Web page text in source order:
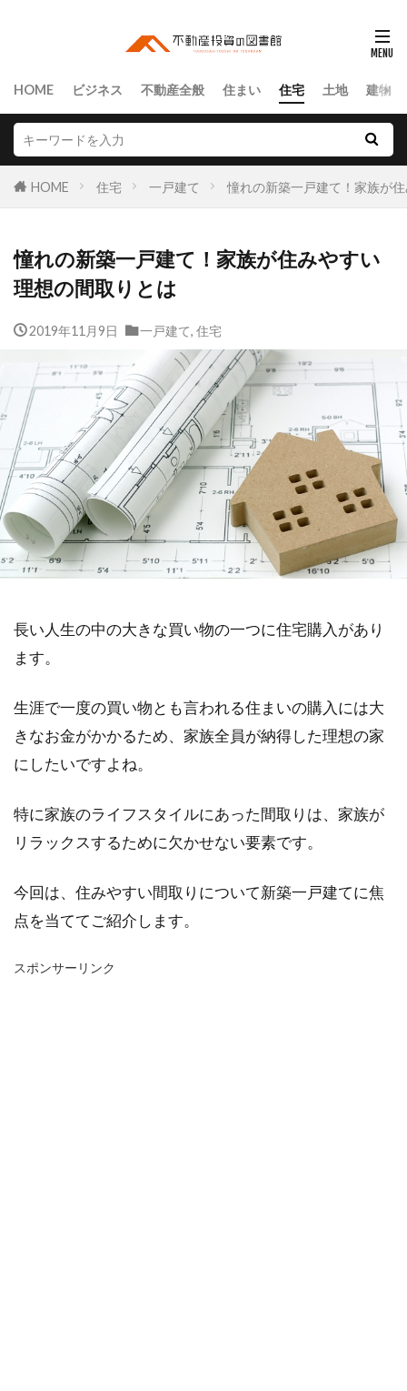
HOME ビジネス 不動産全般 住まい 住宅 土地 建物
HOME 住宅 一戸建て 憧れの新築一戸建て！家族が
憧れの新築一戸建て！家族が住みやすい
理想の間取りとは
2019年11月9日 一戸建て, 住宅
長い人生の中の大きな買い物の一つに住宅購入があり
ます。
生涯で一度の買い物とも言われる住まいの購入には大
きなお金がかかるため、家族全員が納得した理想の家
にしたいですよね。
特に家族のライフスタイルにあった間取りは、家族が
リラックスするために欠かせない要素です。
今回は、住みやすい間取りについて新築一戸建てに焦
点を当ててご紹介します。
スポンサーリンク